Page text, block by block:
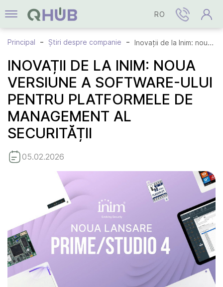
RO
Principal Știri despre companie Inovații de la Inim: noua versiune a software-ului pentru platformele de management al securității
INOVAȚII DE LA INIM: NOUA
VERSIUNE A SOFTWARE-ULUI
PENTRU PLATFORMELE DE
MANAGEMENT AL
SECURITĂȚII
05.02.2026